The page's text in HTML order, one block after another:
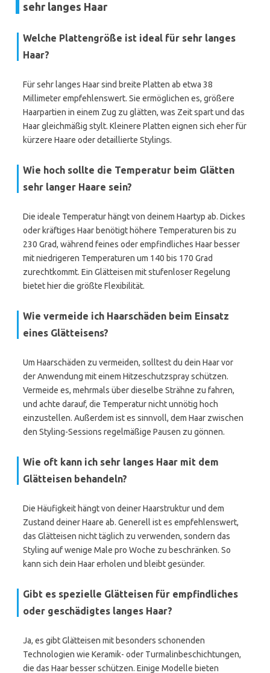
sehr langes Haar
Welche Plattengröße ist ideal für sehr langes
Haar?
Für sehr langes Haar sind breite Platten ab etwa 38
Millimeter empfehlenswert. Sie ermöglichen es, größere
Haarpartien in einem Zug zu glätten, was Zeit spart und das
Haar gleichmäßig stylt. Kleinere Platten eignen sich eher für
kürzere Haare oder detaillierte Stylings.
Wie hoch sollte die Temperatur beim Glätten
sehr langer Haare sein?
Die ideale Temperatur hängt von deinem Haartyp ab. Dickes
oder kräftiges Haar benötigt höhere Temperaturen bis zu
230 Grad, während feines oder empfindliches Haar besser
mit niedrigeren Temperaturen um 140 bis 170 Grad
zurechtkommt. Ein Glätteisen mit stufenloser Regelung
bietet hier die größte Flexibilität.
Wie vermeide ich Haarschäden beim Einsatz
eines Glätteisens?
Um Haarschäden zu vermeiden, solltest du dein Haar vor
der Anwendung mit einem Hitzeschutzspray schützen.
Vermeide es, mehrmals über dieselbe Strähne zu fahren,
und achte darauf, die Temperatur nicht unnötig hoch
einzustellen. Außerdem ist es sinnvoll, dem Haar zwischen
den Styling-Sessions regelmäßige Pausen zu gönnen.
Wie oft kann ich sehr langes Haar mit dem
Glätteisen behandeln?
Die Häufigkeit hängt von deiner Haarstruktur und dem
Zustand deiner Haare ab. Generell ist es empfehlenswert,
das Glätteisen nicht täglich zu verwenden, sondern das
Styling auf wenige Male pro Woche zu beschränken. So
kann sich dein Haar erholen und bleibt gesünder.
Gibt es spezielle Glätteisen für empfindliches
oder geschädigtes langes Haar?
Ja, es gibt Glätteisen mit besonders schonenden
Technologien wie Keramik- oder Turmalinbeschichtungen,
die das Haar besser schützen. Einige Modelle bieten